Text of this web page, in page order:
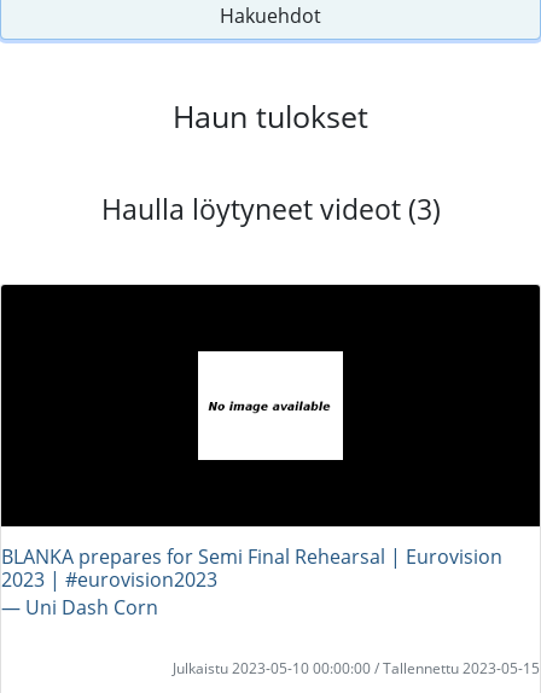
Hakuehdot
Haun tulokset
Haulla löytyneet videot (3)
BLANKA prepares for Semi Final Rehearsal | Eurovision
2023 | #eurovision2023
― Uni Dash Corn
Julkaistu 2023-05-10 00:00:00 / Tallennettu 2023-05-15